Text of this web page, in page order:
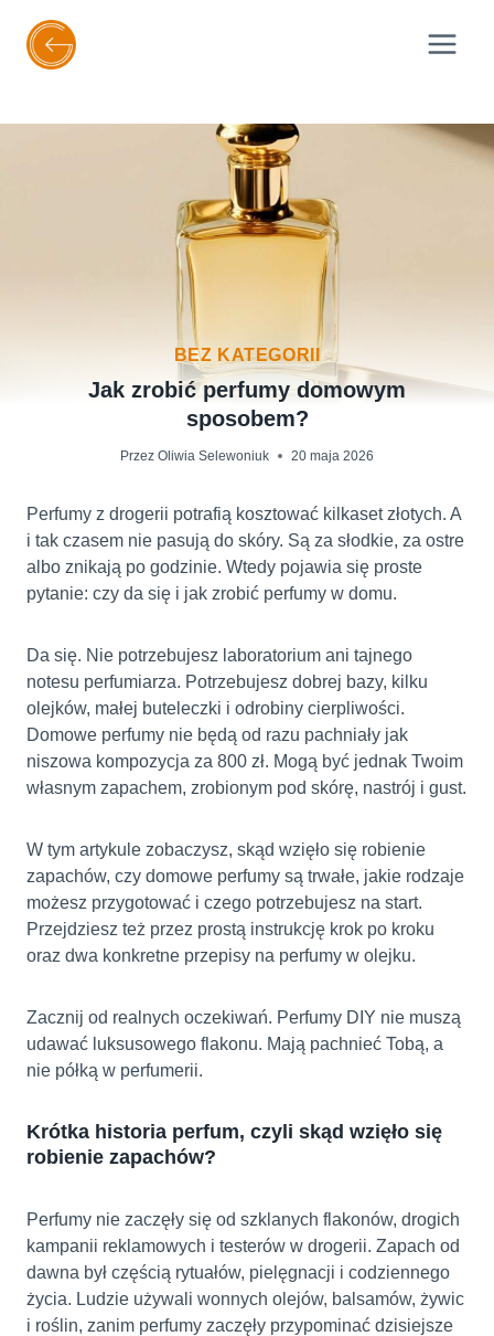
treści
BEZ KATEGORII
Jak zrobić perfumy domowym
sposobem?
Przez Oliwia Selewoniuk 20 maja 2026
Perfumy z drogerii potrafią kosztować kilkaset złotych. A
i tak czasem nie pasują do skóry. Są za słodkie, za ostre
albo znikają po godzinie. Wtedy pojawia się proste
pytanie: czy da się i jak zrobić perfumy w domu.
Da się. Nie potrzebujesz laboratorium ani tajnego
notesu perfumiarza. Potrzebujesz dobrej bazy, kilku
olejków, małej buteleczki i odrobiny cierpliwości.
Domowe perfumy nie będą od razu pachniały jak
niszowa kompozycja za 800 zł. Mogą być jednak Twoim
własnym zapachem, zrobionym pod skórę, nastrój i gust.
W tym artykule zobaczysz, skąd wzięło się robienie
zapachów, czy domowe perfumy są trwałe, jakie rodzaje
możesz przygotować i czego potrzebujesz na start.
Przejdziesz też przez prostą instrukcję krok po kroku
oraz dwa konkretne przepisy na perfumy w olejku.
Zacznij od realnych oczekiwań. Perfumy DIY nie muszą
udawać luksusowego flakonu. Mają pachnieć Tobą, a
nie półką w perfumerii.
Krótka historia perfum, czyli skąd wzięło się
robienie zapachów?
Perfumy nie zaczęły się od szklanych flakonów, drogich
kampanii reklamowych i testerów w drogerii. Zapach od
dawna był częścią rytuałów, pielęgnacji i codziennego
życia. Ludzie używali wonnych olejów, balsamów, żywic
i roślin, zanim perfumy zaczęły przypominać dzisiejsze